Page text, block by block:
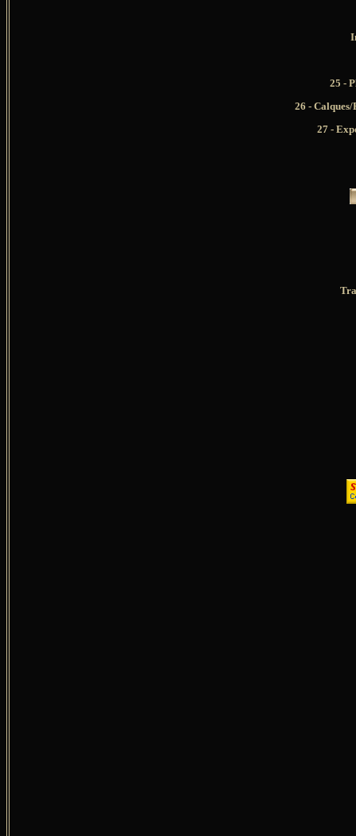
25 -
26 - Calques/
27 -